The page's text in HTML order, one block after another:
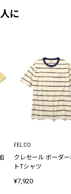
に
FELCO
クレセール ボーダ
トTシャツ
¥7,920